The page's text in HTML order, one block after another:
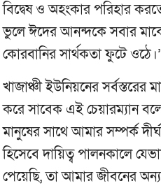
বিদ্বেষ ও অহংকার পরিহার
ভুলে ঈদের আনন্দকে সবার
কোরবানির সার্থকতা ফুটে ওঠে।’
​খাজাঞ্চী ইউনিয়নের সর্বস্তরের
করে সাবেক এই চেয়ারম্যান
মানুষের সাথে আমার সম্পর্ক
হিসেবে দায়িত্ব পালনকালে
পেয়েছি, তা আমার জীবনের